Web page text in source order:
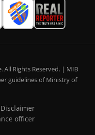
All Rights Reserved. | MIB
guidelines of Ministry of
Disclaimer
officer